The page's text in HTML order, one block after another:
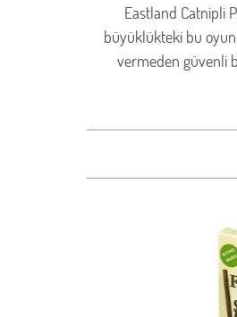
Eastland Catnipli
büyüklükteki bu
vermeden güvenli